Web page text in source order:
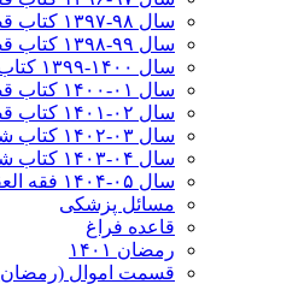
سال ۹۸-۱۳۹۷ کتاب قصاص
سال ۹۹-۱۳۹۸‍ کتاب قضا
سال ۱۴۰۰-۱۳۹۹ کتاب قضا
سال ۰۱-۱۴۰۰ کتاب قضا
سال ۰۲-۱۴۰۱ کتاب قضاء
سال ۰۳-۱۴۰۲ کتاب شهادات
سال ۰۴-۱۴۰۳ کتاب شهادات
سال ۰۵-۱۴۰۴ فقه العقود
مسائل پزشکی
قاعده فراغ
رمضان ۱۴۰۱
قسمت اموال (رمضان ۱۴۰۲)